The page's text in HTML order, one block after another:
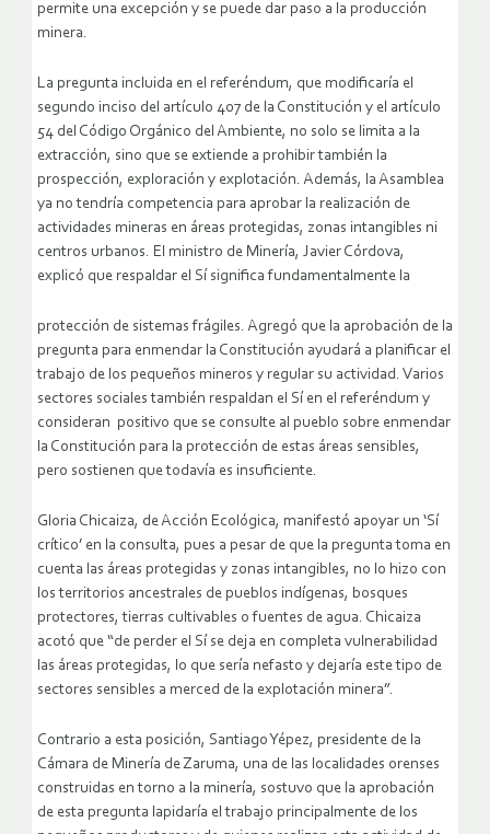
permite una excepción y se puede dar paso a la producción
minera.
La pregunta incluida en el referéndum, que modificaría el
segundo inciso del artículo 407 de la Constitución y el artículo
54 del Código Orgánico del Ambiente, no solo se limita a la
extracción, sino que se extiende a prohibir también la
prospección, exploración y explotación. Además, la Asamblea
ya no tendría competencia para aprobar la realización de
actividades mineras en áreas protegidas, zonas intangibles ni
centros urbanos. El ministro de Minería, Javier Córdova,
explicó que respaldar el Sí significa fundamentalmente la
protección de sistemas frágiles. Agregó que la aprobación de la
pregunta para enmendar la Constitución ayudará a planificar el
trabajo de los pequeños mineros y regular su actividad. Varios
sectores sociales también respaldan el Sí en el referéndum y
consideran positivo que se consulte al pueblo sobre enmendar
la Constitución para la protección de estas áreas sensibles,
pero sostienen que todavía es insuficiente.
Gloria Chicaiza, de Acción Ecológica, manifestó apoyar un ‘Sí
crítico’ en la consulta, pues a pesar de que la pregunta toma en
cuenta las áreas protegidas y zonas intangibles, no lo hizo con
los territorios ancestrales de pueblos indígenas, bosques
protectores, tierras cultivables o fuentes de agua. Chicaiza
acotó que “de perder el Sí se deja en completa vulnerabilidad
las áreas protegidas, lo que sería nefasto y dejaría este tipo de
sectores sensibles a merced de la explotación minera”.
Contrario a esta posición, Santiago Yépez, presidente de la
Cámara de Minería de Zaruma, una de las localidades orenses
construidas en torno a la minería, sostuvo que la aprobación
de esta pregunta lapidaría el trabajo principalmente de los